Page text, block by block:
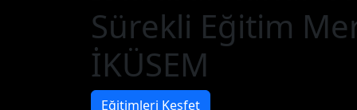
Sürekli Eğitim
İKÜSEM
Eğitimleri Keşfet